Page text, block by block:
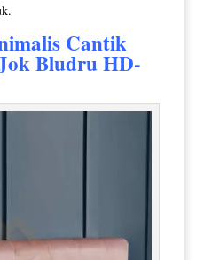
Cantik
Bludru HD-